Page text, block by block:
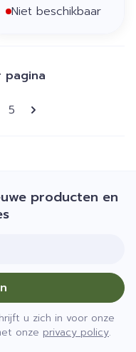
Niet beschikbaar
pagina
Pagina
5
pagina
producten en
u zich in voor onze
onze privacy policy.